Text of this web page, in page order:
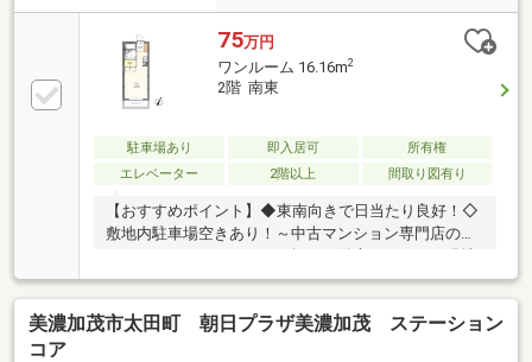
75万円
ワンルーム 16.16m2
2階 南東
駐車場あり 即入居可
所有権
エレベーター
2階以上 間取り図有り
【おすすめポイント】◆東南向きで日当たり良好！◇
敷地内駐車場空きあり！～中古マンション専門店のス
見学とあわせて周辺の住環境もご案内可能です。建物
に関するご質問もお気軽にご質問ください。〇お問合
せお待ちしております〇7000件以上の物件をご紹介可
美濃加茂市太田町 朝日プラザ美濃加茂 ステーション
コア